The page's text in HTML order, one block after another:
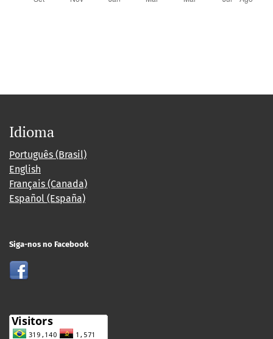
Idioma
Português (Brasil)
English
Français (Canada)
Español (España)
Siga-nos no Facebook